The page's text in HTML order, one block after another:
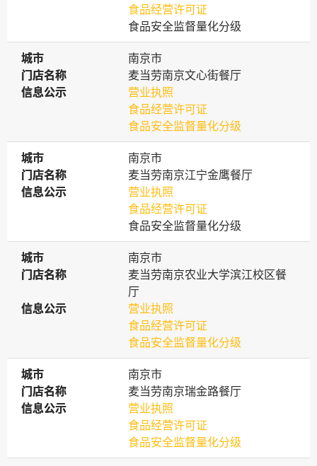
食品经营许可证
食品安全监督量化分级
城市
城市
南京市
门店名称
门店名称
麦当劳南京文心街餐厅
信息公示
信息公示
营业执照
食品经营许可证
食品安全监督量化分级
城市
城市
南京市
门店名称
门店名称
麦当劳南京江宁金鹰餐厅
信息公示
信息公示
营业执照
食品经营许可证
食品安全监督量化分级
城市
城市
南京市
门店名称
门店名称
麦当劳南京农业大学滨江校区餐
厅
信息公示
信息公示
营业执照
食品经营许可证
食品安全监督量化分级
城市
城市
南京市
门店名称
门店名称
麦当劳南京瑞金路餐厅
信息公示
信息公示
营业执照
食品经营许可证
食品安全监督量化分级